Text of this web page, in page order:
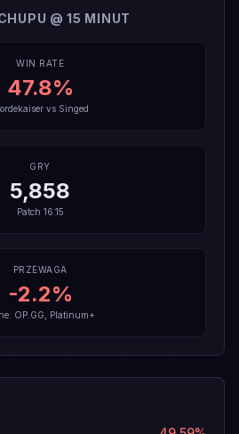
@ 15 MINUT
WIN RATE
47.8%
vs Singed
GRY
5,858
Patch 16.15
PRZEWAGA
-2.2%
OP.GG, Platinum+